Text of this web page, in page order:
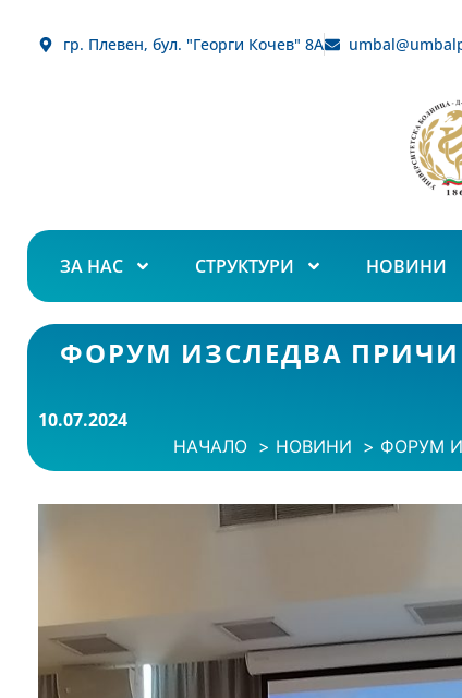
гр. Плевен, бул. "Георги Кочев" 8А
ЗА НАС СТРУКТУРИ НОВИНИ
ФОРУМ ИЗСЛЕДВА
10.07.2024
НАЧАЛО НОВИНИ ФОРУМ